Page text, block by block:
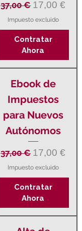
Precio
37,00 € Precio de
17,00 €
Impuesto excluido
Contratar
Ahora
Ebook de
Impuestos
para Nuevos
Autónomos
Precio
37,00 € Precio de
17,00 €
Impuesto excluido
Contratar
Ahora